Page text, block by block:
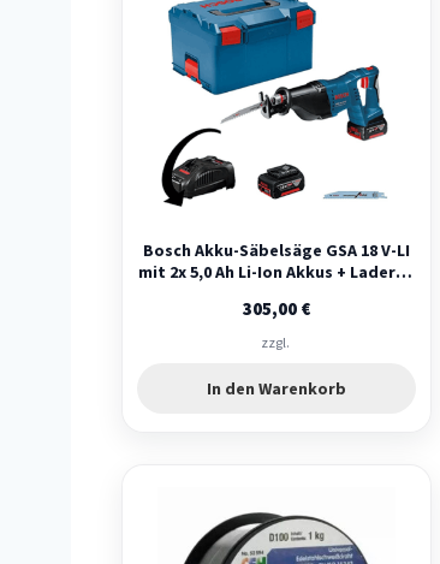
Bosch Akku-Säbelsäge GSA 18 V-LI
mit 2x 5,0 Ah Li-Ion Akkus + Lader in
305,00 €
zzgl.
In den Warenkorb